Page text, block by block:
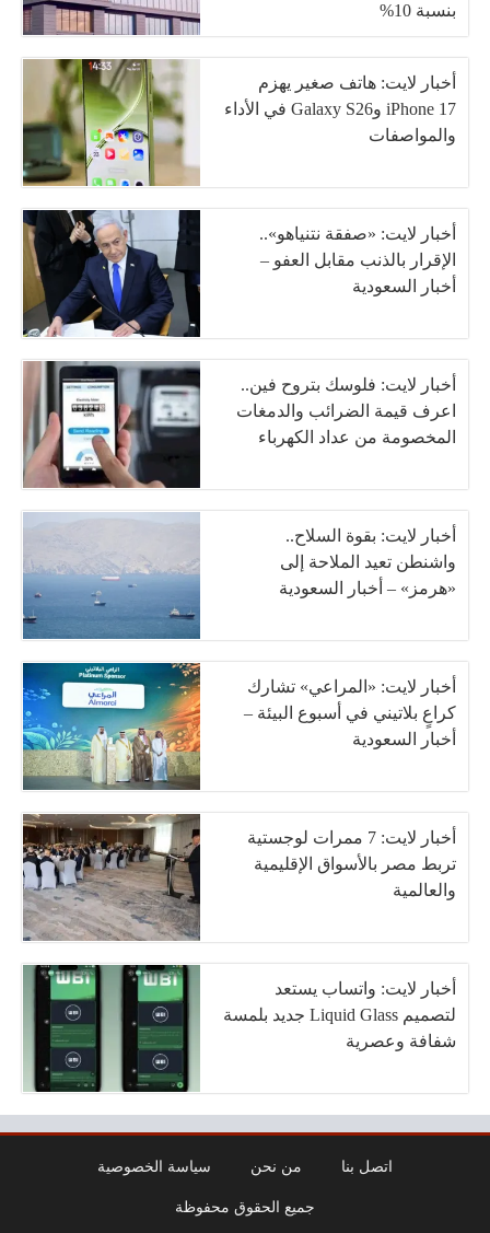
بنسبة 10%
أخبار لايت: هاتف صغير يهزم
iPhone 17 وGalaxy S26 في الأداء
والمواصفات
أخبار لايت: «صفقة نتنياهو»..
الإقرار بالذنب مقابل العفو –
أخبار السعودية
أخبار لايت: فلوسك بتروح فين..
اعرف قيمة الضرائب والدمغات
المخصومة من عداد الكهرباء
أخبار لايت: بقوة السلاح..
واشنطن تعيد الملاحة إلى
«هرمز» – أخبار السعودية
أخبار لايت: «المراعي» تشارك
كراعٍ بلاتيني في أسبوع البيئة –
أخبار السعودية
أخبار لايت: 7 ممرات لوجستية
تربط مصر بالأسواق الإقليمية
والعالمية
أخبار لايت: واتساب يستعد
لتصميم Liquid Glass جديد بلمسة
شفافة وعصرية
اتصل بنا من نحن سياسة الخصوصية
جميع الحقوق محفوظة